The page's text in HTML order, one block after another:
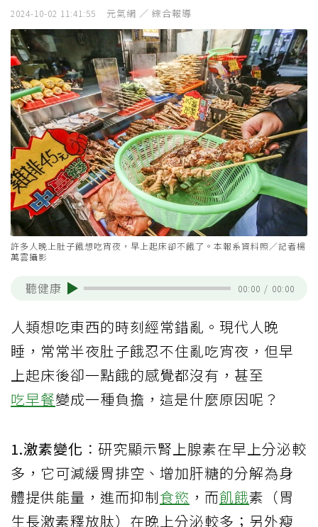
2024-10-02 11:41:55 元氣網 ／ 綜合報導
許多人晚上肚子餓想吃宵夜，早上起床卻不餓了。本報系資料照／記者楊
萬雲攝影
聽健康 00:00 / 00:00
人類想吃東西的時刻經常錯亂。現代人晚
睡，常常半夜肚子餓忍不住亂吃宵夜，但早
上起床後卻一點餓的感覺都沒有，甚至
吃早餐變成一種負擔，這是什麼原因呢？
1.激素變化 ：研究顯示腎上腺素在早上分泌較
多，它可減緩胃排空、增加肝糖的分解為身
體提供能量，進而抑制食慾 ，而飢餓素（胃
生長激素釋放肽）在晚上分泌較多；另外瘦